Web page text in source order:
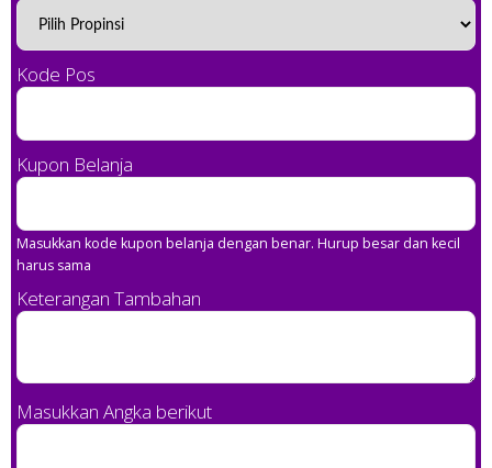
Kode Pos
Kupon Belanja
Masukkan kode kupon belanja dengan benar. Hurup besar dan kecil
harus sama
Keterangan Tambahan
Masukkan Angka berikut